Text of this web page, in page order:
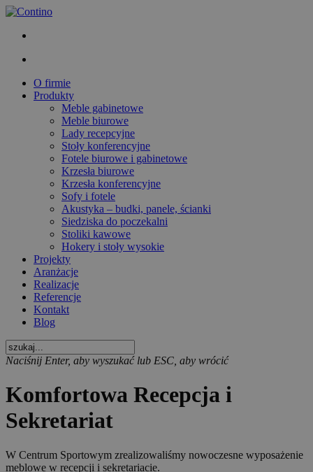
O firmie
Produkty
Meble gabinetowe
Meble biurowe
Lady recepcyjne
Stoły konferencyjne
Fotele biurowe i gabinetowe
Krzesła biurowe
Krzesła konferencyjne
Sofy i fotele
Akustyka – budki, panele, ścianki
Siedziska do poczekalni
Stoliki kawowe
Hokery i stoły wysokie
Projekty
Aranżacje
Realizacje
Referencje
Kontakt
Blog
Naciśnij Enter, aby wyszukać lub ESC, aby wrócić
Komfortowa Recepcja i
Sekretariat
W Centrum Sportowym zrealizowaliśmy nowoczesne wyposażenie
meblowe w recepcji i sekretariacie.